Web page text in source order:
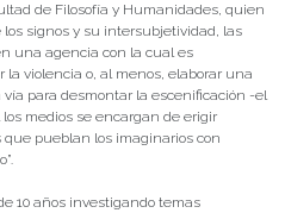
de Filosofía y Humanidades, quien
los signos y su intersubjetividad, las
una agencia con la cual es
violencia o, al menos, elaborar una
para desmontar la escenificación -el
medios se encargan de erigir
pueblan los imaginarios con
10 años investigando temas